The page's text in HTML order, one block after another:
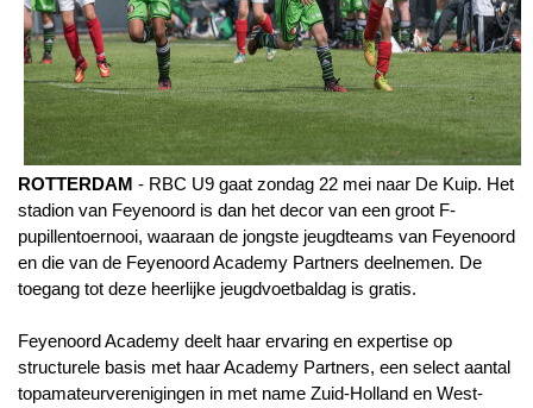
ROTTERDAM - RBC U9 gaat zondag 22 mei naar De Kuip. Het
stadion van Feyenoord is dan het decor van een groot F-
pupillentoernooi, waaraan de jongste jeugdteams van Feyenoord
en die van de Feyenoord Academy Partners deelnemen. De
toegang tot deze heerlijke jeugdvoetbaldag is gratis.
Feyenoord Academy deelt haar ervaring en expertise op
structurele basis met haar Academy Partners, een select aantal
topamateurverenigingen in met name Zuid-Holland en West-